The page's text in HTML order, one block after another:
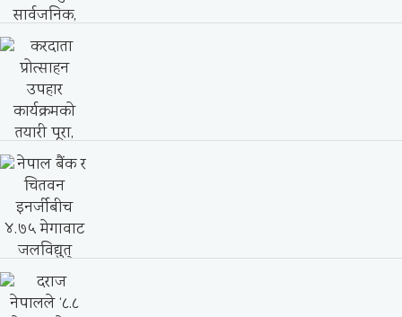
YADEA Expands Nepal Portfolio with
Launch of Three...
याडिया नेपालद्वारा GS70, GT70 र GT80
स्कुटर सार्वजनिक,...
करदाता प्रोत्साहन उपहार कार्यक्रमको तयारी
पूरा, शुक्रबार १६...